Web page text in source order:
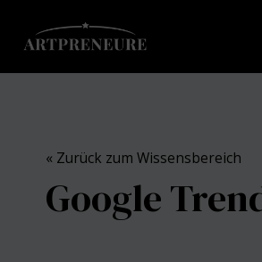
Inhalt
springen
« Zurück zum Wissensbereich
Google